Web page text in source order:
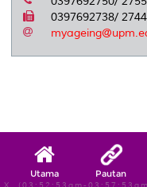
0397692738/ 2744
Utama Pautan